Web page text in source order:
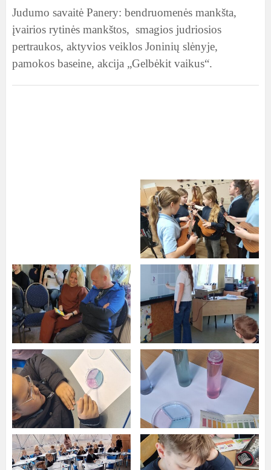
Judumo savaitė Panery: bendruomenės mankšta,
įvairios rytinės mankštos, smagios judriosios
pertraukos, aktyvios veiklos Joninių slėnyje,
pamokos baseine, akcija „Gelbėkit vaikus“.